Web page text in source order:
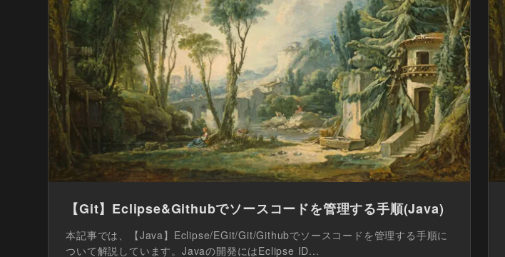
【Git】Eclipse&Githubでソースコードを管理する手順(Java)
本記事では、【Java】Eclipse/EGit/Git/Githubでソースコードを管理する手順に
ついて解説しています。Javaの開発にはEclipse ID...